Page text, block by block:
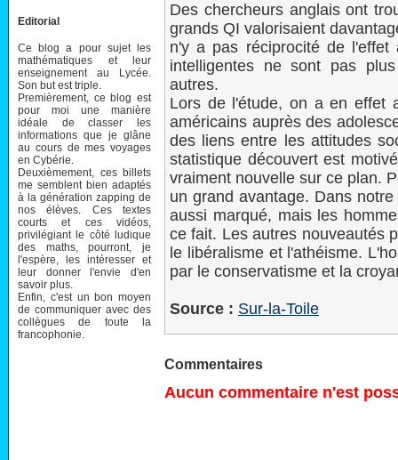
Editorial
Ce blog a pour sujet les
mathématiques et leur
enseignement au Lycée.
Son but est triple.
Premièrement, ce blog est
pour moi une manière
idéale de classer les
informations que je glâne
au cours de mes voyages
en Cybérie.
Deuxièmement, ces billets
me semblent bien adaptés
à la génération zapping de
nos élèves. Ces textes
courts et ces vidéos,
privilégiant le côté ludique
des maths, pourront, je
l'espère, les intéresser et
leur donner l'envie d'en
savoir plus.
Enfin, c'est un bon moyen
de communiquer avec des
collègues de toute la
francophonie.
Des chercheurs anglais ont
grands QI valorisaient
n'y a pas réciprocité de
intelligentes ne sont pas
autres.
Lors de l'étude, on a en effet
américains auprès des
des liens entre les attitudes
statistique découvert est
vraiment nouvelle sur ce plan.
un grand avantage. Dans
aussi marqué, mais les
ce fait. Les autres nouveautés
le libéralisme et l'athéisme.
par le conservatisme et la
Source : Sur-la-Toile
Commentaires
Aucun commentaire n'est